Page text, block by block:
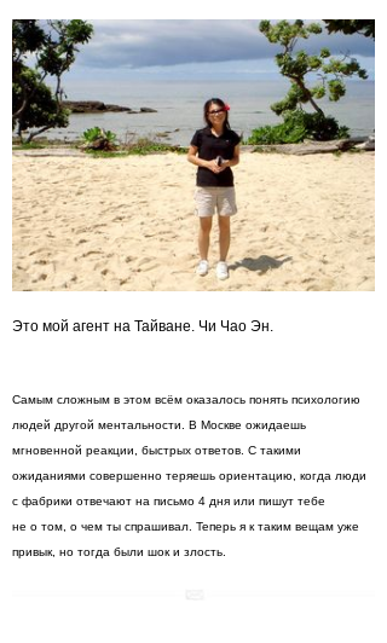
Это мой агент на Тайване. Чи Чао Эн.
Самым сложным в этом всём оказалось понять психологию
людей другой ментальности. В Москве ожидаешь
мгновенной реакции, быстрых ответов. С такими
ожиданиями совершенно теряешь ориентацию, когда люди
с фабрики отвечают на письмо 4 дня или пишут тебе
не о том, о чем ты спрашивал. Теперь я к таким вещам уже
привык, но тогда были шок и злость.